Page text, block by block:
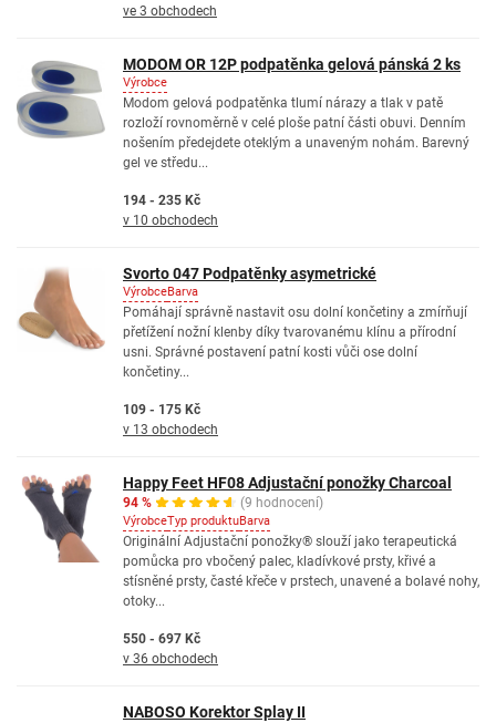
ve 3 obchodech
MODOM OR 12P podpatěnka gelová pánská 2 ks
Výrobce
Modom gelová podpatěnka tlumí nárazy a tlak v patě
rozloží rovnoměrně v celé ploše patní části obuvi. Denním
nošením předejdete oteklým a unaveným nohám. Barevný
gel ve středu...
194 - 235 Kč
v 10 obchodech
Svorto 047 Podpatěnky asymetrické
VýrobceBarva
Pomáhají správně nastavit osu dolní končetiny a zmírňují
přetížení nožní klenby díky tvarovanému klínu a přírodní
usni. Správné postavení patní kosti vůči ose dolní
končetiny...
109 - 175 Kč
v 13 obchodech
Happy Feet HF08 Adjustační ponožky Charcoal
94 % (9 hodnocení)
VýrobceTyp produktuBarva
Originální Adjustační ponožky® slouží jako terapeutická
pomůcka pro vbočený palec, kladívkové prsty, křivé a
stísněné prsty, časté křeče v prstech, unavené a bolavé nohy,
otoky...
550 - 697 Kč
v 36 obchodech
NABOSO Korektor Splay II